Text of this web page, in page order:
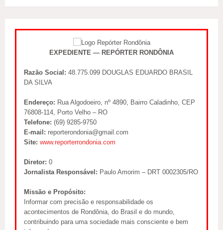
EXPEDIENTE — REPÓRTER RONDÔNIA
Razão Social: 48.775.099 DOUGLAS EDUARDO BRASIL
DA SILVA
Endereço: Rua Algodoeiro, nº 4890, Bairro Caladinho, CEP
76808-114, Porto Velho – RO
Telefone: (69) 9285-9750
E-mail: reporterondonia@gmail.com
Site: www.reporterrondonia.com
Diretor: 0
Jornalista Responsável: Paulo Amorim – DRT 0002305/RO
Missão e Propósito:
Informar com precisão e responsabilidade os
acontecimentos de Rondônia, do Brasil e do mundo,
contribuindo para uma sociedade mais consciente e bem